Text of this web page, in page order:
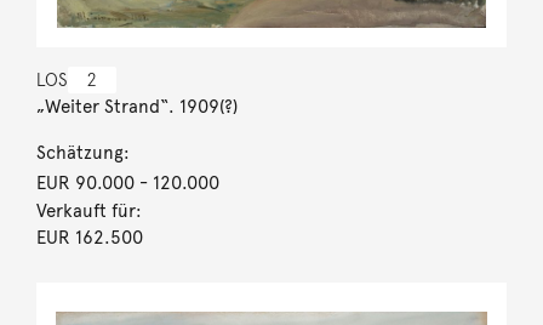
LOS 2
„Weiter Strand“. 1909(?)
Schätzung:
EUR 90.000- 120.000
Verkauft für:
EUR 162.500